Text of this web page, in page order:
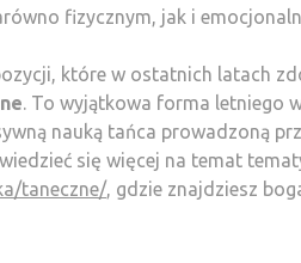
fizycznym, jak i
które w ostatnich latach
. To wyjątkowa forma letniego
nauką tańca prowadzoną
się więcej na temat
taneczne/, gdzie znajdziesz